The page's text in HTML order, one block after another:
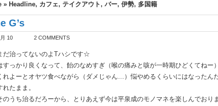
» Headline, カフェ, テイクアウト , バー, 伊勢, 多国籍
G’s
10 2 COMMENTS
だ治ってないのよTハシです☆
すっかり良くなって、飴のなめすぎ（喉の痛みと咳が一時期ひどくてねー
れよーとオヤツ食べながら（ダメじゃん…）悩やめるくらいにはなったん
れたまま。
のうち治るだろーから、とりあえず今は平泉成のモノマネを楽しんでおりま